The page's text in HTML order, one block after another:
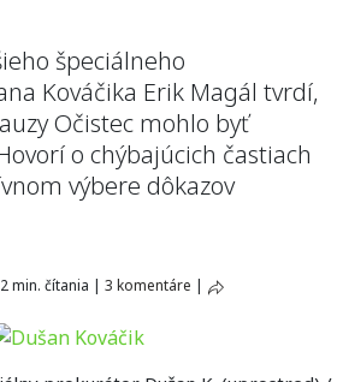
špeciálneho
Kováčika Erik Magál tvrdí,
Očistec mohlo byť
o chýbajúcich častiach
výbere dôkazov
2 min. čítania | 3 komentáre |